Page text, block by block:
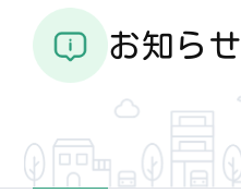
お知らせ